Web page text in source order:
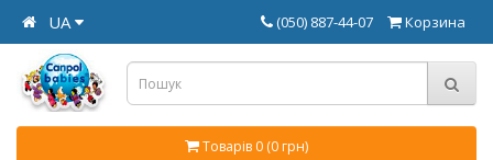
UA Корзина
(050) 887-44-07
Товарів 0 (0 грн)